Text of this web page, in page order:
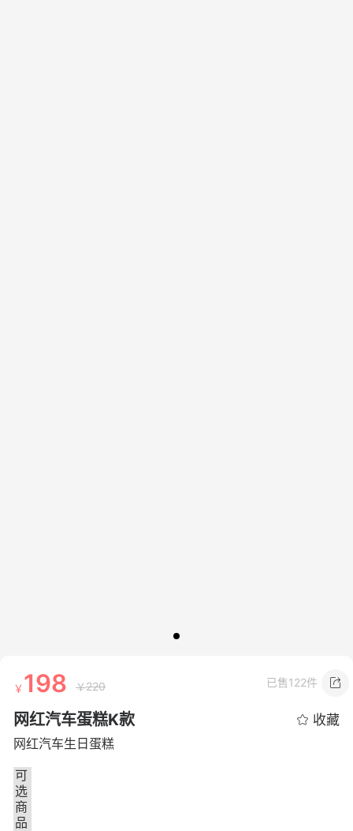
198 220 已售122件
网红汽车蛋糕K款
收藏
网红汽车生日蛋糕
可
选
商
品